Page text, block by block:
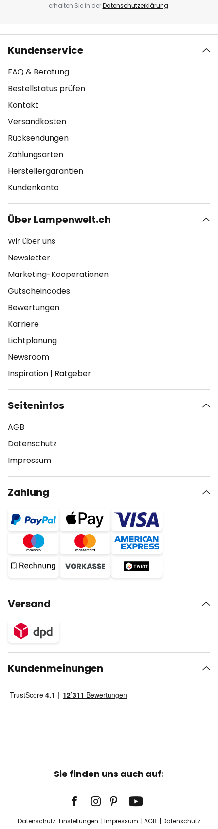
erhalten Sie in derDatenschutzerklärung.
Kundenservice
FAQ & Beratung
Bestellstatus prüfen
Kontakt
Versandkosten
Rücksendungen
Zahlungsarten
Herstellergarantien
Kundenkonto
Über Lampenwelt.ch
Wir über uns
Newsletter
Marketing-Kooperationen
Gutscheincodes
Bewertungen
Karriere
Lichtplanung
Newsroom
Inspiration | Ratgeber
Seiteninfos
AGB
Datenschutz
Impressum
Zahlung
Versand
Kundenmeinungen
Sie finden uns auch auf:
Datenschutz-Einstellungen Impressum AGB Datenschutz